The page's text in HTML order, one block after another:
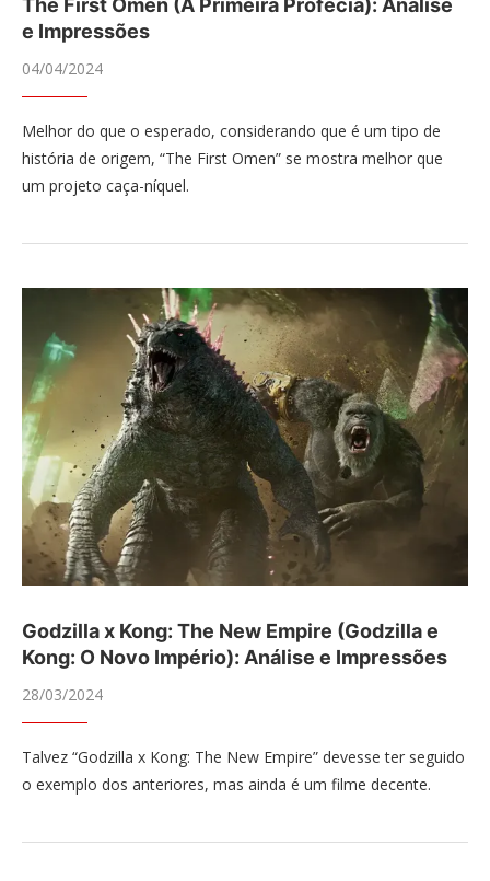
The First Omen (A Primeira Profecia): Análise
e Impressões
04/04/2024
Melhor do que o esperado, considerando que é um tipo de
história de origem, “The First Omen” se mostra melhor que
um projeto caça-níquel.
Godzilla x Kong: The New Empire (Godzilla e
Kong: O Novo Império): Análise e Impressões
28/03/2024
Talvez “Godzilla x Kong: The New Empire” devesse ter seguido
o exemplo dos anteriores, mas ainda é um filme decente.